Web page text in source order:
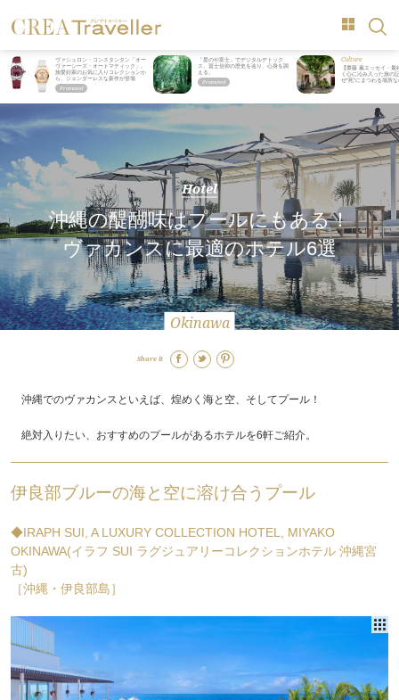
ヴァシュロン・コンスタンタン「オー
ヴァーシーズ・オートマティック」。
旅愛好家のお気に入りコレクションか
ら、ジェンダーレスな新作が登場
「星のや富士」でデジタルデトック
ス。冨士信仰の歴史を辿り、心身を調
える。
Culture
【齋藤 薫エッセイ・最
く心に沁み入った旅の
ぜ“死”にまつわる場所
Hotel
沖縄の醍醐味はプールにもある！
ヴァカンスに最適のホテル6選
Okinawa
Share it
沖縄でのヴァカンスといえば、煌めく海と空、そしてプール！
絶対入りたい、おすすめのプールがあるホテルを6軒ご紹介。
伊良部ブルーの海と空に溶け合うプール
◆IRAPH SUI, A LUXURY COLLECTION HOTEL, MIYAKO
OKINAWA(イラフ SUI ラグジュアリーコレクションホテル 沖縄宮
古)
［沖縄・伊良部島］